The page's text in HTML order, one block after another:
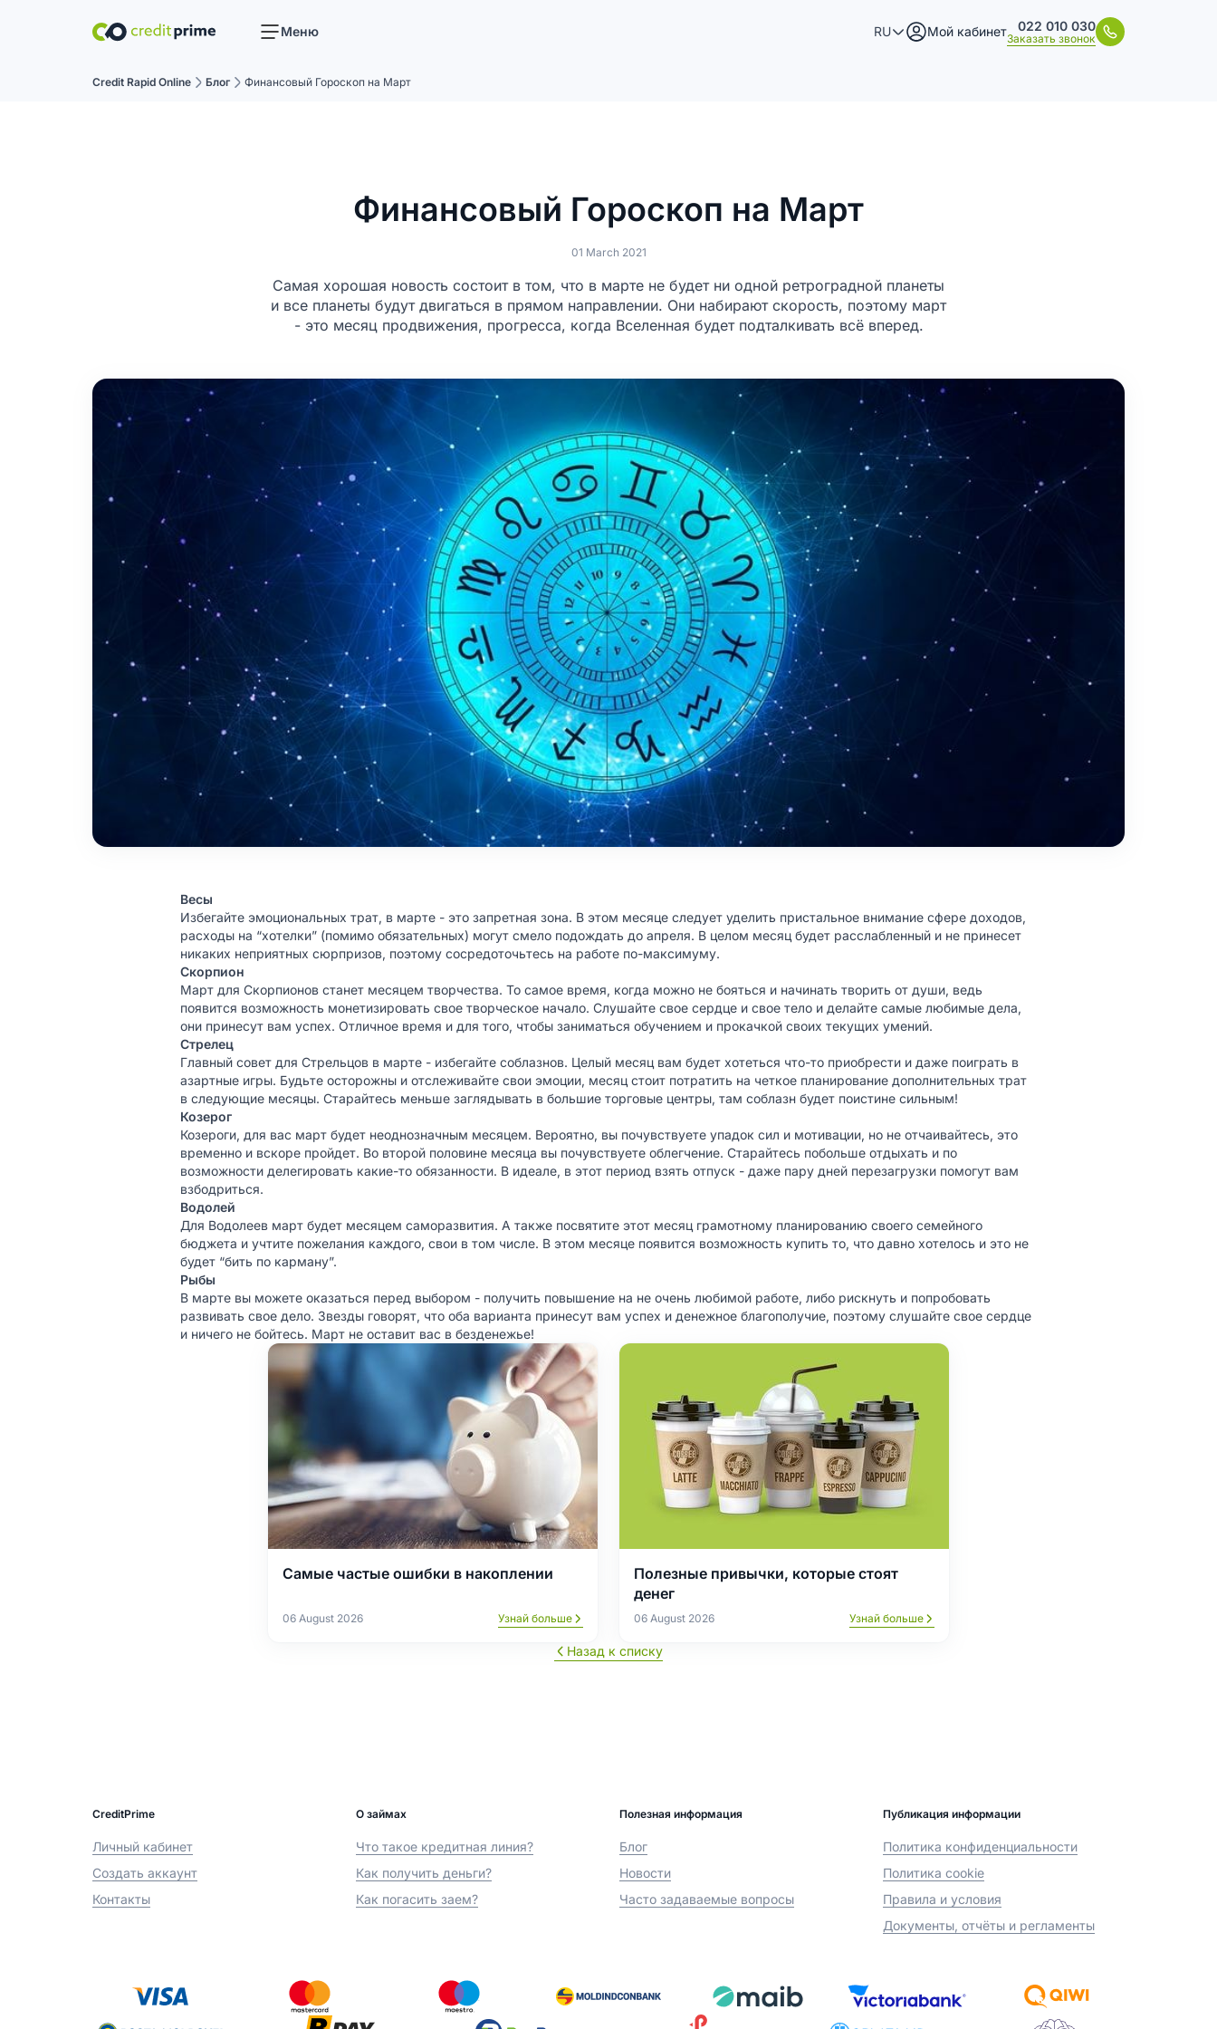
Меню RU Мой кабинет 022 010 030
Заказать звонок
Credit Rapid Online Блог Финансовый Гороскоп на Март
Финансовый Гороскоп на Март
01 March 2021
Самая хорошая новость состоит в том, что в марте не будет ни одной ретроградной планеты
и все планеты будут двигаться в прямом направлении. Они набирают скорость, поэтому март
- это месяц продвижения, прогресса, когда Вселенная будет подталкивать всё вперед.
Весы
Избегайте эмоциональных трат, в марте - это запретная зона. В этом месяце следует уделить пристальное внимание сфере доходов,
расходы на “хотелки” (помимо обязательных) могут смело подождать до апреля. В целом месяц будет расслабленный и не принесет
никаких неприятных сюрпризов, поэтому сосредоточьтесь на работе по-максимуму.
Скорпион
Март для Скорпионов станет месяцем творчества. То самое время, когда можно не бояться и начинать творить от души, ведь
появится возможность монетизировать свое творческое начало. Слушайте свое сердце и свое тело и делайте самые любимые дела,
они принесут вам успех. Отличное время и для того, чтобы заниматься обучением и прокачкой своих текущих умений.
Стрелец
Главный совет для Стрельцов в марте - избегайте соблазнов. Целый месяц вам будет хотеться что-то приобрести и даже поиграть в
азартные игры. Будьте осторожны и отслеживайте свои эмоции, месяц стоит потратить на четкое планирование дополнительных трат
в следующие месяцы. Старайтесь меньше заглядывать в большие торговые центры, там соблазн будет поистине сильным!
Козерог
Козероги, для вас март будет неоднозначным месяцем. Вероятно, вы почувствуете упадок сил и мотивации, но не отчаивайтесь, это
временно и вскоре пройдет. Во второй половине месяца вы почувствуете облегчение. Старайтесь побольше отдыхать и по
возможности делегировать какие-то обязанности. В идеале, в этот период взять отпуск - даже пару дней перезагрузки помогут вам
взбодриться.
Водолей
Для Водолеев март будет месяцем саморазвития. А также посвятите этот месяц грамотному планированию своего семейного
бюджета и учтите пожелания каждого, свои в том числе. В этом месяце появится возможность купить то, что давно хотелось и это не
будет “бить по карману”.
Рыбы
В марте вы можете оказаться перед выбором - получить повышение на не очень любимой работе, либо рискнуть и попробовать
развивать свое дело. Звезды говорят, что оба варианта принесут вам успех и денежное благополучие, поэтому слушайте свое сердце
и ничего не бойтесь. Март не оставит вас в безденежье!
Самые частые ошибки в накоплении
06 August 2026 Узнай больше
Полезные привычки, которые стоят
денег
06 August 2026 Узнай больше
Назад к списку
CreditPrime
Личный кабинет
Создать аккаунт
Контакты
О займах
Что такое кредитная линия?
Как получить деньги?
Как погасить заем?
Полезная информация
Блог
Новости
Часто задаваемые вопросы
Публикация информации
Политика конфиденциальности
Политика cookie
Правила и условия
Документы, отчёты и регламенты